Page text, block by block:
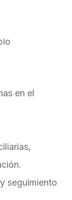
en el
seguimiento